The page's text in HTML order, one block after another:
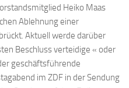
Heiko Maas
Ablehnung einer
Aktuell werde darüber
Beschluss verteidige « oder
geschäftsführende
im ZDF in der Sendung